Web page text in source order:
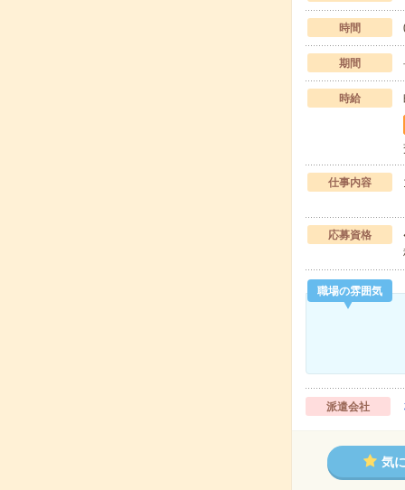
時間
期間
時給
仕事内容
応募資格
職場の雰囲気
派遣会社
気